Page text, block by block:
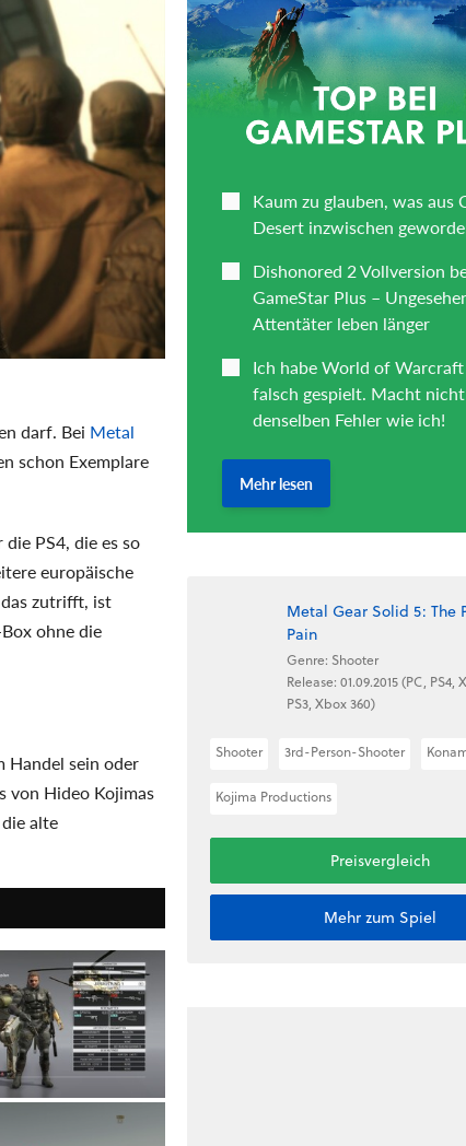
darf. Bei Metal
schon Exemplare
PS4, die es so
europäische
zutrifft, ist
ohne die
Handel sein oder
von Hideo Kojimas
alte
Metal Gear Solid 5: The
Pain
Genre: Shooter
Release: 01.09.2015 (PC, PS4,
PS3, Xbox 360)
Shooter 3rd-Person-Shooter
Kojima Productions
Preisvergleich
Mehr zum Spiel